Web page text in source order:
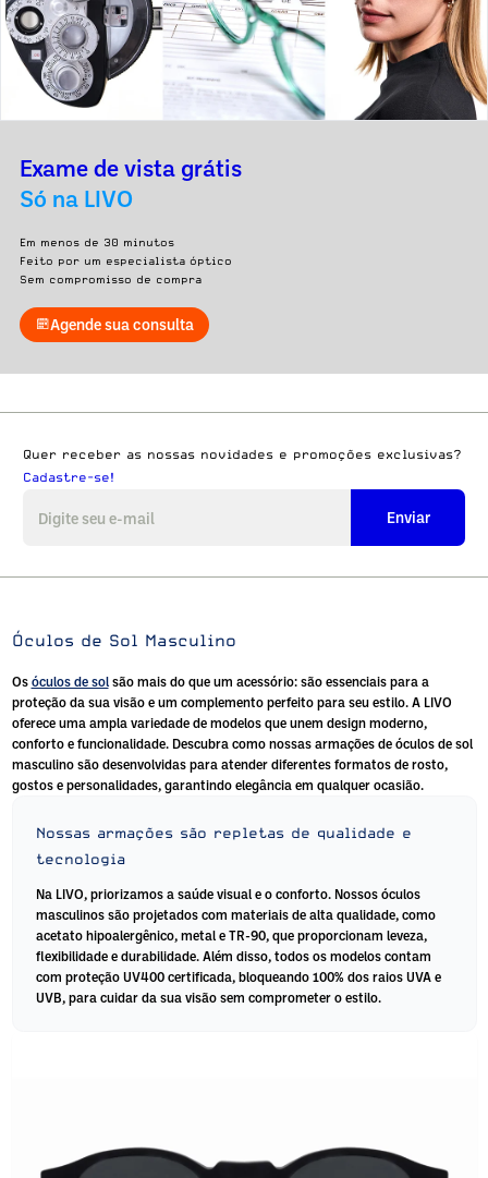
Exame de vista grátis
Só na LIVO
Em menos de 30 minutos
Feito por um especialista óptico
Sem compromisso de compra
Agende sua consulta
Quer receber as nossas novidades e promoções exclusivas?
Cadastre-se!
Enviar
Óculos de Sol Masculino
Os óculos de solsão mais do que um acessório: são essenciais para a
proteção da sua visão e um complemento perfeito para seu estilo. A LIVO
oferece uma ampla variedade de modelos que unem design moderno,
conforto e funcionalidade. Descubra como nossas armações de óculos de sol
masculino são desenvolvidas para atender diferentes formatos de rosto,
gostos e personalidades, garantindo elegância em qualquer ocasião.
Nossas armações são repletas de qualidade e
tecnologia
Na LIVO, priorizamos a saúde visual e o conforto. Nossos óculos
masculinossão projetados com materiais de alta qualidade, como
acetato hipoalergênico, metal e TR-90, que proporcionam leveza,
flexibilidade e durabilidade. Além disso, todos os modelos contam
com proteção UV400 certificada, bloqueando 100% dos raios UVA e
UVB, para cuidar da sua visão sem comprometer o estilo.